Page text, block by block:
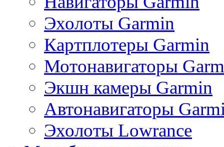
Эхолоты Garmin
Картплотеры Garmin
Мотонавигаторы
Экшн камеры Garmin
Автонавигаторы
Эхолоты Lowrance